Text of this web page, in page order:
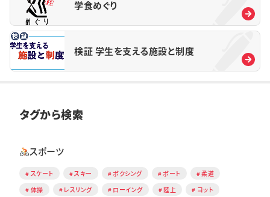
学食めぐり
検証 学生を支える施設と制度
タグから検索
スポーツ
スケート スキー ボクシング ボート
柔道
体操
レスリング ローイング 陸上
ヨット